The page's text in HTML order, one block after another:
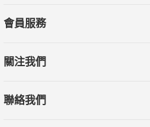
會員服務
關注我們
聯絡我們